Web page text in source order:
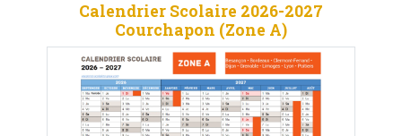
Calendrier Scolaire 2026-2027
Courchapon (Zone A)